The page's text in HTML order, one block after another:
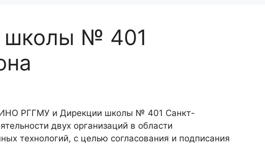
школы № 401
ИНО РГГМУ и Дирекции школы № 401 Санкт-
двух организаций в области
технологий, с целью согласования и подписания